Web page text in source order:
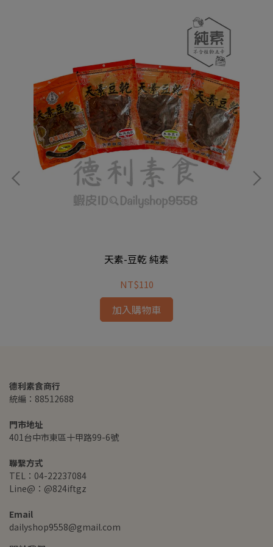
天素-豆乾 純素
NT$110
加入購物車
德利素食商行
統編：88512688
門市地址
401台中市東區十甲路99-6號
聯繫方式
TEL：04-22237084
Line@：@824iftgz
Email
dailyshop9558@gmail.com